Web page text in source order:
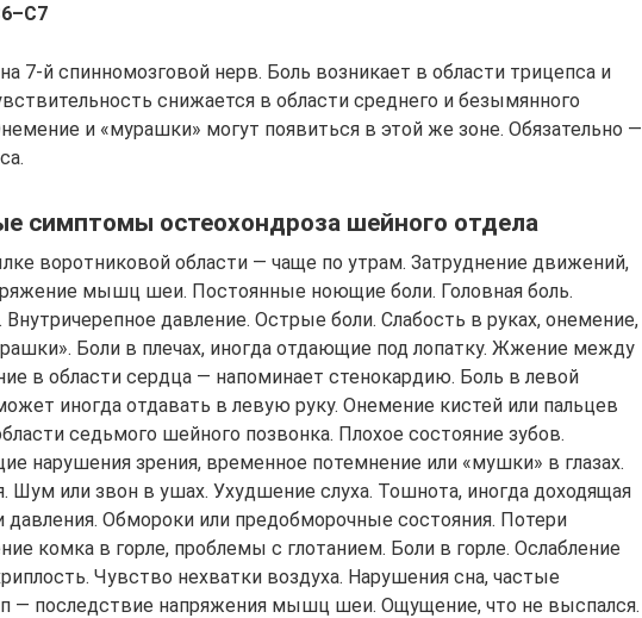
7-й спинномозговой нерв. Боль возникает в области трицепса и
снижается в области среднего и безымянного
и «мурашки» могут появиться в этой же зоне. Обязательно —
симптомы остеохондроза шейного отдела
воротниковой области — чаще по утрам. Затруднение движений,
мышц шеи. Постоянные ноющие боли. Головная боль.
давление. Острые боли. Слабость в руках, онемение,
Боли в плечах, иногда отдающие под лопатку. Жжение между
в области сердца — напоминает стенокардию. Боль в левой
иногда отдавать в левую руку. Онемение кистей или пальцев
седьмого шейного позвонка. Плохое состояние зубов.
нарушения зрения, временное потемнение или «мушки» в глазах.
Шум или звон в ушах. Ухудшение слуха. Тошнота, иногда доходящая
давления. Обмороки или предобморочные состояния. Потери
комка в горле, проблемы с глотанием. Боли в горле. Ослабление
Чувство нехватки воздуха. Нарушения сна, частые
— последствие напряжения мышц шеи. Ощущение, что не выспался.